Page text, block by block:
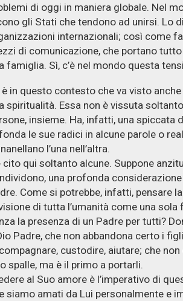
di oggi in maniera globale. Nel
gli Stati che tendono ad unirsi. Lo
internazionali; così come
di comunicazione, che portano
famiglia. Sì, c’è nel mondo questa
è in questo contesto che va visto
spiritualità. Essa non è vissuta
insieme. Ha, infatti, una spiccata
le sue radici in alcune parole o
l’una nell’altra.
cito qui soltanto alcune. Suppone
una profonda
Come si potrebbe, infatti, pensare
di tutta l’umanità come una
la presenza di un Padre per tutti?
Padre, che non abbandona certo i
custodire, aiutare; che
spalle, ma è il primo a portarli.
al Suo amore è l’imperativo di
siamo amati da Lui personalmente e